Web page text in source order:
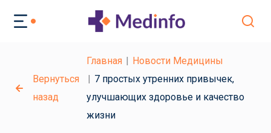
Вернуться
назад
Главная
Новости Медицины
7 простых утренних привычек,
улучшающих здоровье и качество
жизни